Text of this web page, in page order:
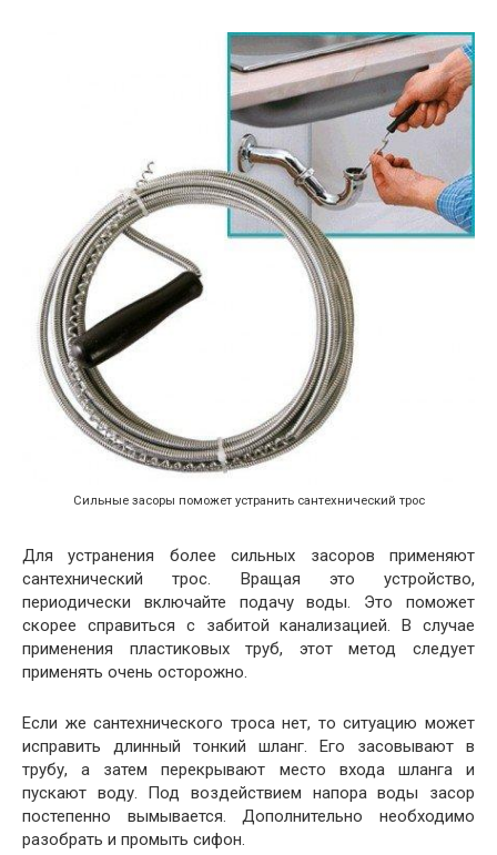
Сильные засоры поможет устранить сантехнический трос
Для устранения более сильных засоров применяют
сантехнический трос. Вращая это устройство,
периодически включайте подачу воды. Это поможет
скорее справиться с забитой канализацией. В случае
применения пластиковых труб, этот метод следует
применять очень осторожно.
Если же сантехнического троса нет, то ситуацию может
исправить длинный тонкий шланг. Его засовывают в
трубу, а затем перекрывают место входа шланга и
пускают воду. Под воздействием напора воды засор
постепенно вымывается. Дополнительно необходимо
разобрать и промыть сифон.